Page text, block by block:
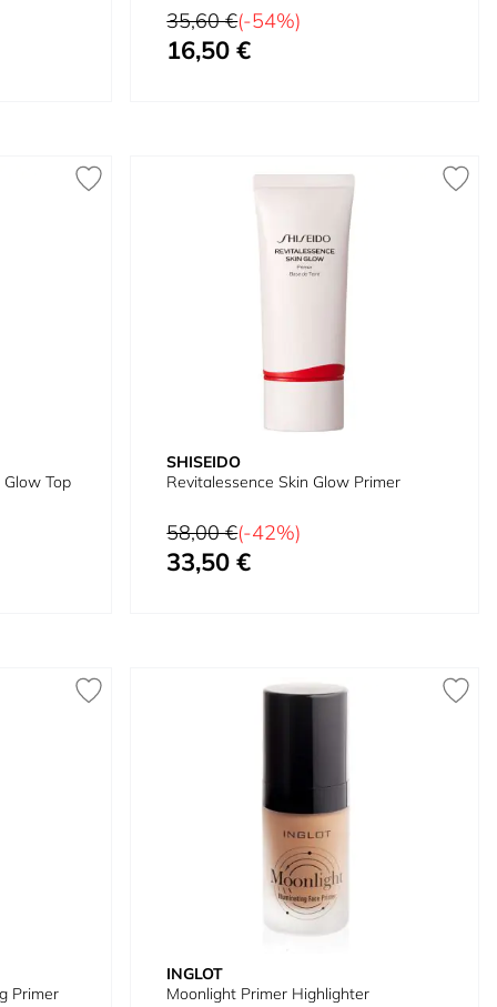
Prix normal
35,60 €(-54%)
Prix spécial
16,50 €
Top
SHISEIDO
Revitalessence Skin Glow Primer
Prix normal
58,00 €(-42%)
Prix spécial
33,50 €
Primer
INGLOT
Moonlight Primer Highlighter